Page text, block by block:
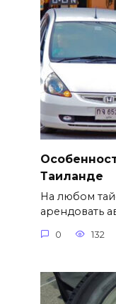
Таиланде
На любом
арендовать
0 132